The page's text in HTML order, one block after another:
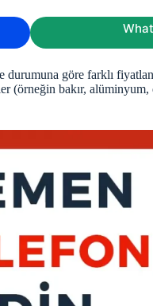
durumuna göre farklı
(örneğin bakır, alüminyum,